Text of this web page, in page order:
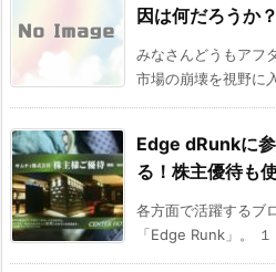
因は何だろうか？
みなさんどうもアフ
市場の崩壊を視野に
Edge dRunkに
る！株主優待も
各方面で活躍するブ
「Edge Runk」。